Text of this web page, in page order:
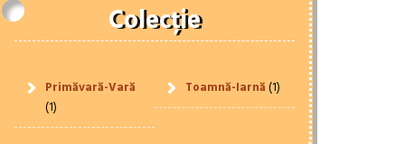
Colecție
Primăvară-Vară
(1)
Toamnă-Iarnă(1)